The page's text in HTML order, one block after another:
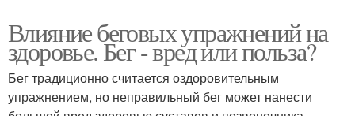
Влияние беговых упражнений на
здоровье. Бег - вред или польза?
Бег традиционно считается оздоровительным
упражнением, но неправильный бег может нанести